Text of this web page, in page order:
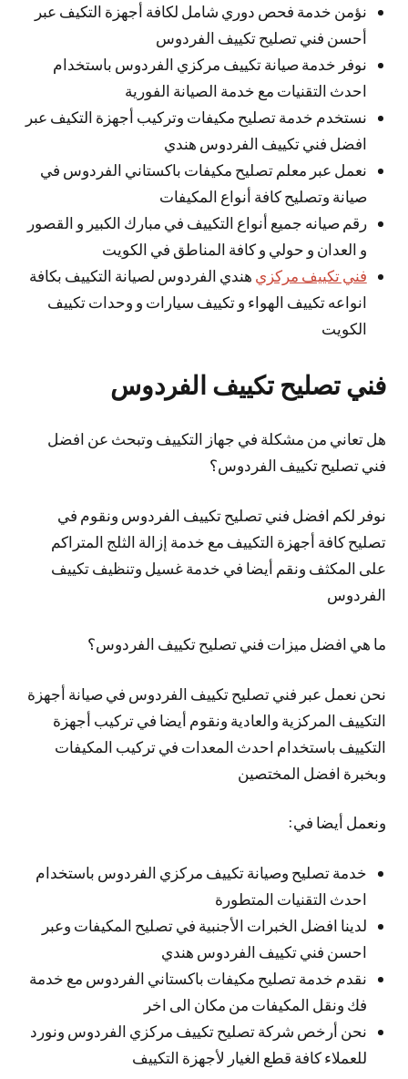
نؤمن خدمة فحص دوري شامل لكافة أجهزة التكيف عبر
أحسن فني تصليح تكييف الفردوس
نوفر خدمة صيانة تكييف مركزي الفردوس باستخدام
احدث التقنيات مع خدمة الصيانة الفورية
نستخدم خدمة تصليح مكيفات وتركيب أجهزة التكيف عبر
افضل فني تكييف الفردوس هندي
نعمل عبر معلم تصليح مكيفات باكستاني الفردوس في
صيانة وتصليح كافة أنواع المكيفات
رقم صيانه جميع أنواع التكييف في مبارك الكبير و القصور
و العدان و حولي و كافة المناطق في الكويت
فني تكييف مركزي هندي الفردوس لصيانة التكييف بكافة
انواعه تكييف الهواء و تكييف سيارات و وحدات تكييف
الكويت
فني تصليح تكييف الفردوس
هل تعاني من مشكلة في جهاز التكييف وتبحث عن افضل
فني تصليح تكييف الفردوس؟
نوفر لكم افضل فني تصليح تكييف الفردوس ونقوم في
تصليح كافة أجهزة التكييف مع خدمة إزالة الثلج المتراكم
على المكثف ونقم أيضا في خدمة غسيل وتنظيف تكييف
الفردوس
ما هي افضل ميزات فني تصليح تكييف الفردوس؟
نحن نعمل عبر فني تصليح تكييف الفردوس في صيانة أجهزة
التكييف المركزية والعادية ونقوم أيضا في تركيب أجهزة
التكييف باستخدام احدث المعدات في تركيب المكيفات
وبخبرة افضل المختصين
ونعمل أيضا في:
خدمة تصليح وصيانة تكييف مركزي الفردوس باستخدام
احدث التقنيات المتطورة
لدينا افضل الخبرات الأجنبية في تصليح المكيفات وعبر
احسن فني تكييف الفردوس هندي
نقدم خدمة تصليح مكيفات باكستاني الفردوس مع خدمة
فك ونقل المكيفات من مكان الى اخر
نحن أرخص شركة تصليح تكييف مركزي الفردوس ونورد
للعملاء كافة قطع الغيار لأجهزة التكييف